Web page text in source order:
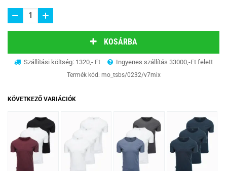
KOSÁRBA
Szállítási költség: 1320,- Ft Ingyenes szállítás 33000,-Ft felett
Termék kód: mo_tsbs/0232/v7mix
KÖVETKEZŐ VARIÁCIÓK